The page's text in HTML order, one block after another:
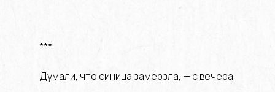
***
Думали, что синица замёрзла, — с вечера